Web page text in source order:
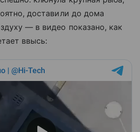
доставили до дома
— в видео показано, как
ввысь: